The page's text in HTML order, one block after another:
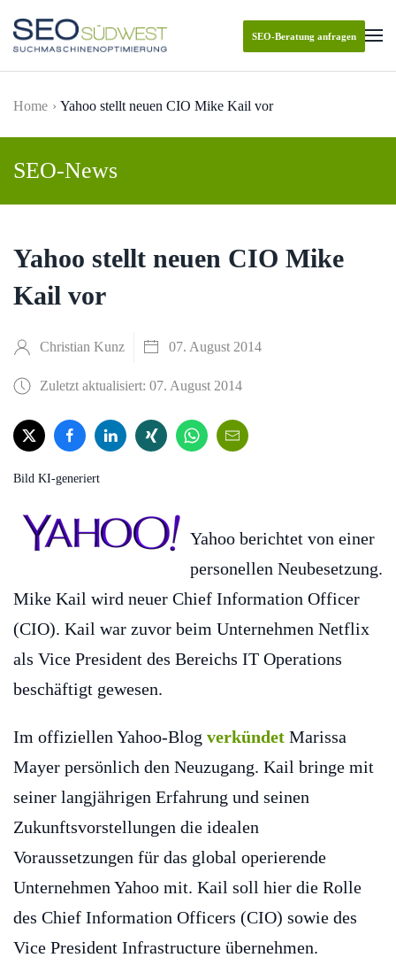
Skip to main content
SEO-Beratung anfragen
Home Yahoo stellt neuen CIO Mike Kail vor
SEO-News
Yahoo stellt neuen CIO Mike
Kail vor
Christian Kunz 07. August 2014
Zuletzt aktualisiert: 07. August 2014
Bild KI-generiert
Yahoo berichtet von einer
personellen Neubesetzung.
Mike Kail wird neuer Chief Information Officer
(CIO). Kail war zuvor beim Unternehmen Netflix
als Vice President des Bereichs IT Operations
beschäftigt gewesen.
Im offiziellen Yahoo-Blog verkündet Marissa
Mayer persönlich den Neuzugang. Kail bringe mit
seiner langjährigen Erfahrung und seinen
Zukunftsvorstellungen die idealen
Voraussetzungen für das global operierende
Unternehmen Yahoo mit. Kail soll hier die Rolle
des Chief Information Officers (CIO) sowie des
Vice President Infrastructure übernehmen.